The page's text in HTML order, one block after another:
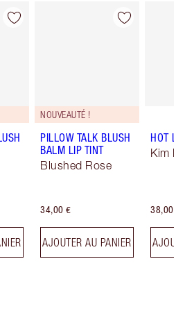
1 sur 55 Article 2 sur 55
NOUVEAUTÉ !
PILLOW TALK BLUSH
BALM LIP TINT
Blushed Rose
34,00 €
AJOUTER AU PANIER
HOT
Kim
38,00 €